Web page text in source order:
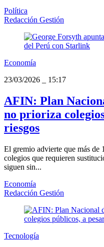
Política
Redacción Gestión
Economía
23/03/2026
15:17
AFIN: Plan
no prioriza
riesgos
El gremio advierte que más de
colegios que requieren
siguen sin...
Economía
Redacción Gestión
Tecnología